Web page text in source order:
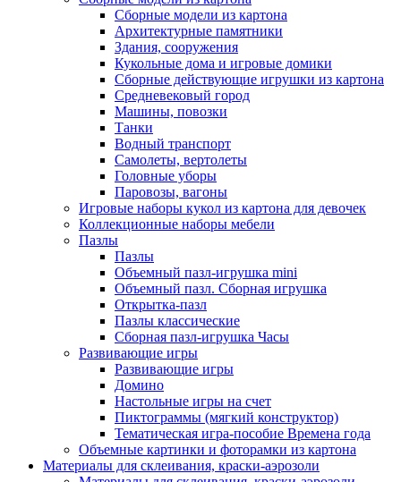
Сборные модели из картона
Архитектурные памятники
Здания, сооружения
Кукольные дома и игровые домики
Сборные действующие игрушки из картона
Средневековый город
Машины, повозки
Танки
Водный транспорт
Самолеты, вертолеты
Головные уборы
Паровозы, вагоны
Игровые наборы кукол из картона для девочек
Коллекционные наборы мебели
Пазлы
Пазлы
Объемный пазл-игрушка mini
Объемный пазл. Сборная игрушка
Открытка-пазл
Пазлы классические
Сборная пазл-игрушка Часы
Развивающие игры
Развивающие игры
Домино
Настольные игры на счет
Пиктограммы (мягкий конструктор)
Тематическая игра-пособие Времена года
Объемные картинки и фоторамки из картона
Материалы для склеивания, краски-аэрозоли